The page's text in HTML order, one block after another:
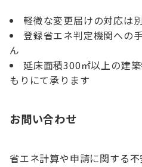
軽微な変更届けの対応は
登録省エネ判定機関への
ん
延床面積300㎡以上の建
もりにて承ります
お問い合わせ
省エネ計算や申請に関する